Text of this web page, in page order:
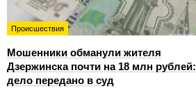
Происшествия
Мошенники обманули жителя
Дзержинска почти на 18 млн рублей:
дело передано в суд